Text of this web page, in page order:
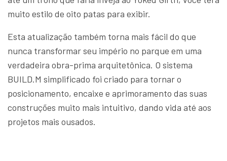
muito estilo de oito patas para exibir.
Esta atualização também torna mais fácil do que
nunca transformar seu império no parque em uma
verdadeira obra-prima arquitetônica. O sistema
BUILD.M simplificado foi criado para tornar o
posicionamento, encaixe e aprimoramento das suas
construções muito mais intuitivo, dando vida até aos
projetos mais ousados.